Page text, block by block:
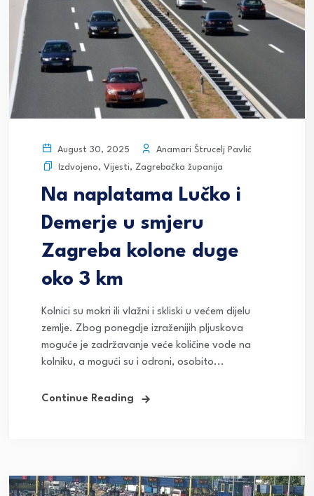
August 30, 2025
Anamari Štrucelj Pavlić
Izdvojeno, Vijesti, Zagrebačka županija
Na naplatama Lučko i
Demerje u smjeru
Zagreba kolone duge
oko 3 km
Kolnici su mokri ili vlažni i skliski u većem dijelu
zemlje. Zbog ponegdje izraženijih pljuskova
moguće je zadržavanje veće količine vode na
kolniku, a mogući su i odroni, osobito...
Continue Reading